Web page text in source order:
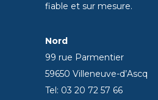
fiable et sur mesure.
Nord
99 rue Parmentier
59650 Villeneuve-d’Ascq
Tel: 03 20 72 57 66